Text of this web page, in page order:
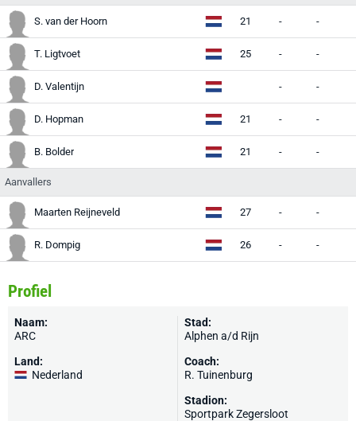
S. van der Hoorn 21 - -
T. Ligtvoet 25 - -
D. Valentijn - -
D. Hopman 21 - -
B. Bolder 21 - -
Aanvallers
Maarten Reijneveld 27 - -
R. Dompig 26 - -
Profiel
Naam:
ARC
Land:
Nederland
Stad:
Alphen a/d Rijn
Coach:
R. Tuinenburg
Stadion:
Sportpark Zegersloot